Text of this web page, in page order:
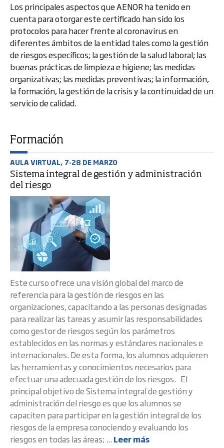
Los principales aspectos que AENOR ha tenido en
cuenta para otorgar este certificado han sido los
protocolos para hacer frente al coronavirus en
diferentes ámbitos de la entidad tales como la gestión
de riesgos específicos; la gestión de la salud laboral; las
buenas prácticas de limpieza e higiene; las medidas
organizativas; las medidas preventivas; la información,
la formación, la gestión de la crisis y la continuidad de un
servicio de calidad.
Formación
AULA VIRTUAL, 7-28 DE MARZO
Sistema integral de gestión y administración
del riesgo
Este curso ofrece una visión global del marco de
referencia para la gestión de riesgos en las
organizaciones, capacitando a las personas designadas
para realizar las tareas y asumir las responsabilidades
como gestor de riesgos según los parámetros
establecidos en las normas y estándares nacionales e
internacionales. De esta forma, los alumnos adquieren
las herramientas y conocimientos necesarios para
efectuar una adecuada gestión de los riesgos. El
principal objetivo de Sistema integral de gestión y
administración del riesgo es que los alumnos se
capaciten para participar en la gestión integral de los
riesgos de la empresa conociendo y evaluando los
riesgos en todas las áreas; ... Leer más